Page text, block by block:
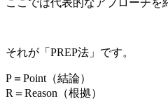
ここでは代表的なアプローチを
それが「PREP法」です。
P＝Point（結論）
R＝Reason（根拠）